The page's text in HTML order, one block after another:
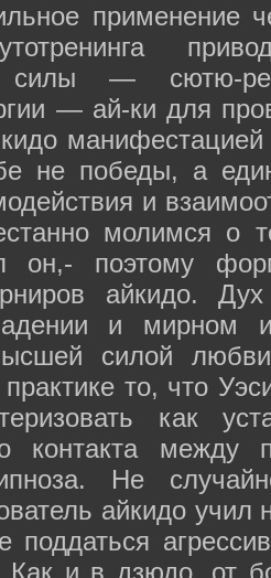
применение
силы — сютю-
— ай-ки для
не победы, а
и
молимся о
он,- поэтому
айкидо.
и мирном
силой
то, что
как
контакта между
Не
айкидо учил
поддаться
Как и в дзюдо, от